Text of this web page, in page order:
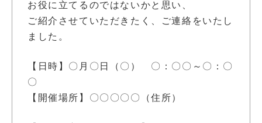
お役に立てるのではないかと思い、
ご紹介させていただきたく、ご連絡をいたし
ました。
【日時】〇月〇日（〇） 〇：〇〇～〇：〇
〇
【開催場所】〇〇〇〇〇（住所）